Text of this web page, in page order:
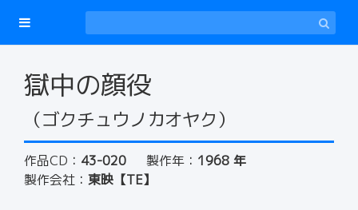
獄中の顔役
（ゴクチュウノカオヤク）
作品CD： 43-020 製作年： 1968 年
製作会社： 東映【TE】